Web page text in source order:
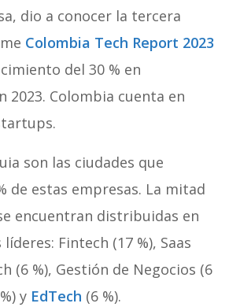
dio a conocer la tercera
Colombia Tech Report 2023
del 30 % en
2023. Colombia cuenta en
son las ciudades que
de estas empresas. La mitad
encuentran distribuidas en
Fintech (17 %), Saas
(6 %), Gestión de Negocios (6
y EdTech (6 %).